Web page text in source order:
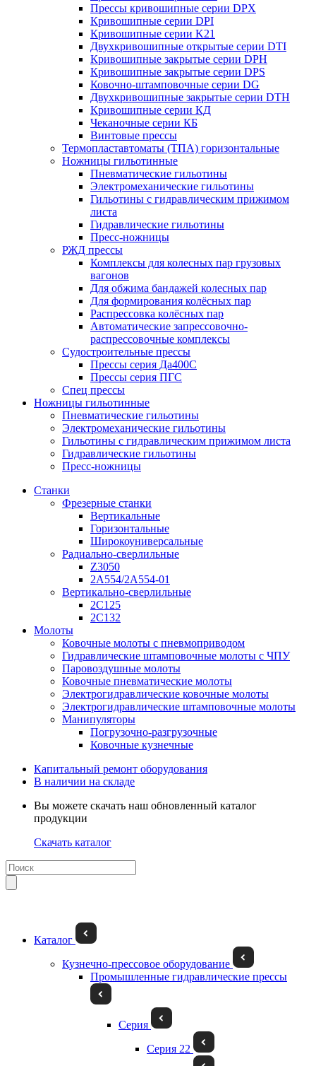
Прессы кривошипные серии DPX
Кривошипные серии DPI
Кривошипные серии K21
Двухкривошипные открытые серии DTI
Кривошипные закрытые серии DPH
Кривошипные закрытые серии DPS
Ковочно-штамповочные серии DG
Двухкривошипные закрытые серии DTH
Кривошипные серии КД
Чеканочные серии КБ
Винтовые прессы
Термопластавтоматы (ТПА) горизонтальные
Ножницы гильотинные
Пневматические гильотины
Электромеханические гильотины
Гильотины с гидравлическим прижимом
листа
Гидравлические гильотины
Пресс-ножницы
РЖД прессы
Комплексы для колесных пар грузовых
вагонов
Для обжима бандажей колесных пар
Для формирования колёсных пар
Распрессовка колёсных пар
Автоматические запрессовочно-
распрессовочные комплексы
Судостроительные прессы
Прессы серия Да400С
Прессы серия ПГС
Спец прессы
Ножницы гильотинные
Пневматические гильотины
Электромеханические гильотины
Гильотины с гидравлическим прижимом листа
Гидравлические гильотины
Пресс-ножницы
Станки
Фрезерные станки
Вертикальные
Горизонтальные
Широкоуниверсальные
Радиально-сверлильные
Z3050
2А554/2А554-01
Вертикально-сверлильные
2С125
2С132
Молоты
Ковочные молоты с пневмоприводом
Гидравлические штамповочные молоты с ЧПУ
Паровоздушные молоты
Ковочные пневматические молоты
Электрогидравлические ковочные молоты
Электрогидравлические штамповочные молоты
Манипуляторы
Погрузочно-разгрузочные
Ковочные кузнечные
Капитальный ремонт оборудования
В наличии на складе
Вы можете скачать наш обновленный каталог
продукции
Скачать каталог
Каталог
Кузнечно-прессовое оборудование
Промышленные гидравлические прессы
Серия
Серия 22